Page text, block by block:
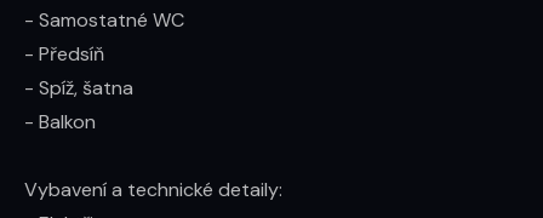
- Samostatné WC
- Předsíň
- Spíž, šatna
- Balkon
Vybavení a technické detaily: